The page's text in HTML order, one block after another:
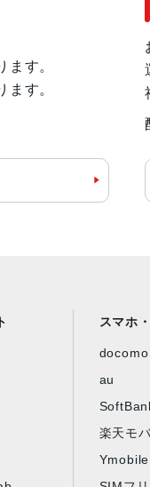
ます。
ます。
スマホ
docomo
au
楽天モ
Ymobile